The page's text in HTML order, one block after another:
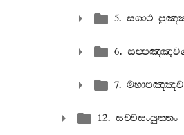
5. සගාථ
6.
7.
12. සච‍්චසංයුත‍්තං